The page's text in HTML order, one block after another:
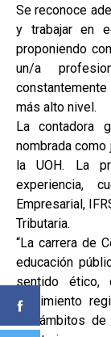
Se reconoce
y trabajar en
proponiendo
un/a
más alto nivel.
La contadora
nombrada
la UOH. La
experiencia,
Empresarial,
Tributaria.
“La carrera de
educación
sentido ético,
crecimiento
los ámbitos